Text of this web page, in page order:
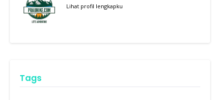
Lihat profil lengkapku
Tags